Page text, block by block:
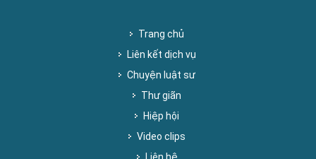
Trang chủ
Liên kết dịch vụ
Chuyện luật sư
Thư giãn
Hiệp hội
Video clips